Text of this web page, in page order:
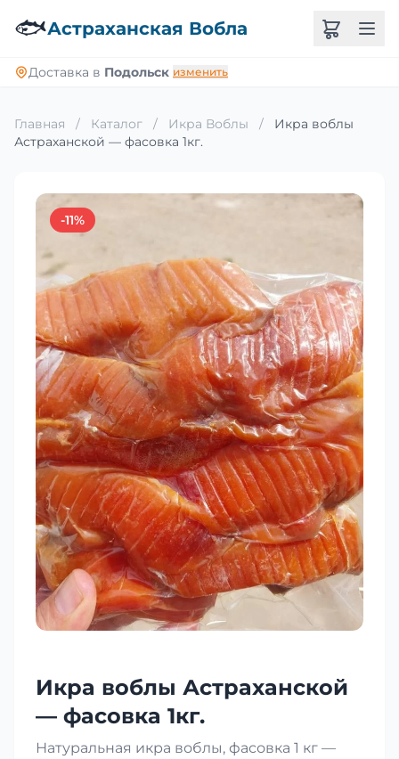
🐟Астраханская Вобла
Доставка в Подольск изменить
Главная / Каталог / Икра Воблы /
Икра воблы
Астраханской — фасовка 1кг.
-11%
Икра воблы Астраханской
— фасовка 1кг.
Натуральная икра воблы, фасовка 1 кг —